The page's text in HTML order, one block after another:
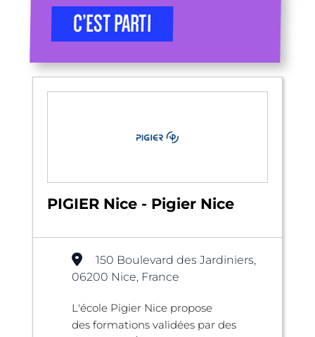
C’EST PARTI
PIGIER Nice - Pigier Nice
150 Boulevard des Jardiniers,
06200 Nice, France
L'école Pigier Nice propose
des formations validées par des